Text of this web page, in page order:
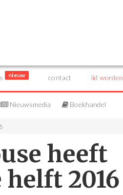
nieuw contact lid worden
Nieuwsmedia Boekhandel
heeft
2016